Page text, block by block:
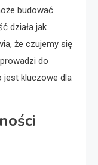
budować
działa jak
że czujemy się
do
jest kluczowe dla